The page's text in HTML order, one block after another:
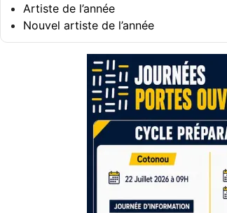
Artiste de l’année
Nouvel artiste de l’année